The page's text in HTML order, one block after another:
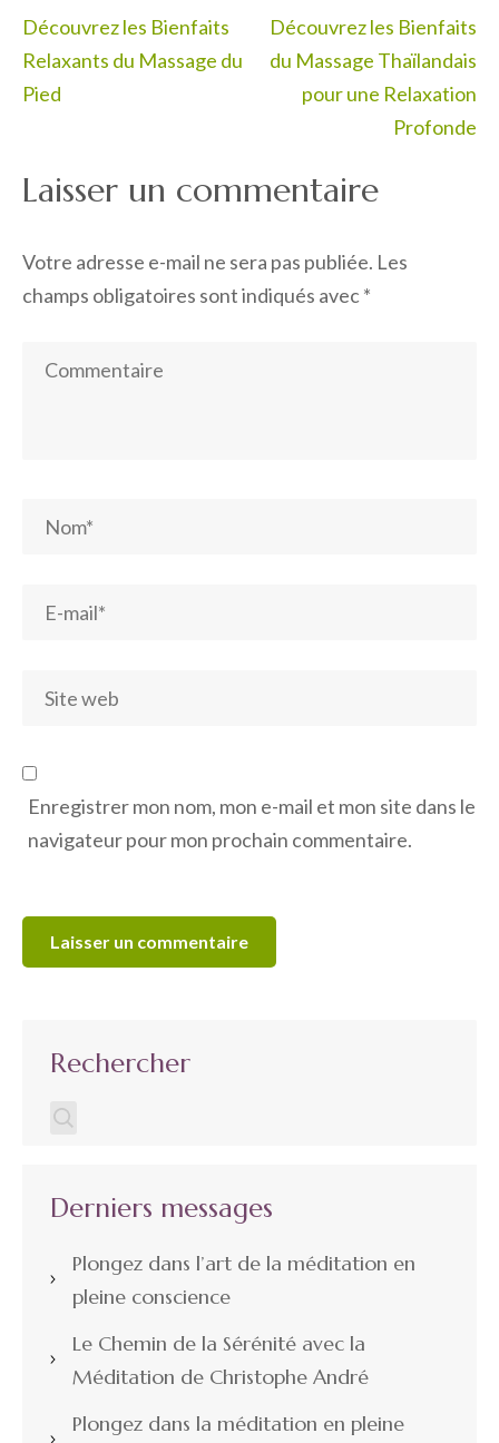
Navigation
de
l’article
Découvrez les Bienfaits
Relaxants du Massage du
Pied
Découvrez les Bienfaits
du Massage Thaïlandais
pour une Relaxation
Profonde
Laisser un commentaire
Votre adresse e-mail ne sera pas publiée. Les
champs obligatoires sont indiqués avec*
Enregistrer mon nom, mon e-mail et mon site dans le
navigateur pour mon prochain commentaire.
Rechercher
Derniers messages
Plongez dans l’art de la méditation en
pleine conscience
Le Chemin de la Sérénité avec la
Méditation de Christophe André
Plongez dans la méditation en pleine